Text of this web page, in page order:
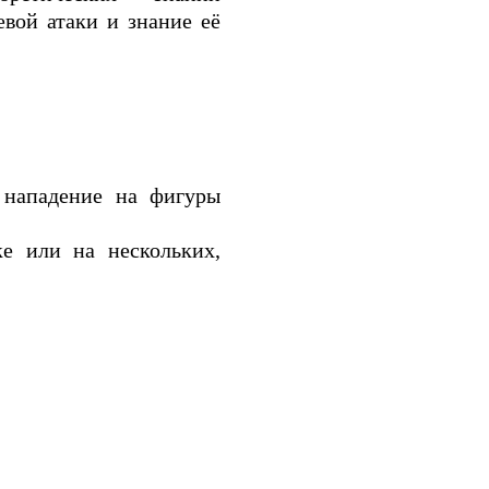
атаки и знание её
нападение на фигуры
или на нескольких,